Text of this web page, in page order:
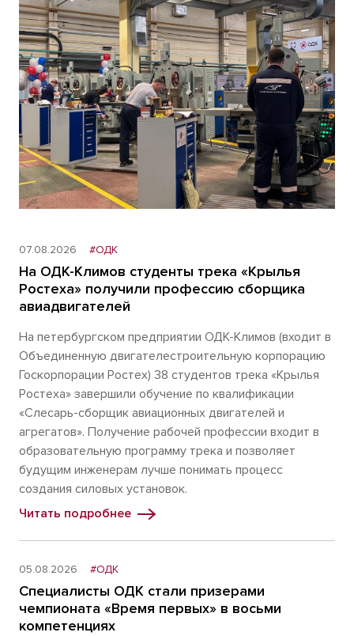
07.08.2026 #ОДК
На ОДК-Климов студенты трека «Крылья
Ростеха» получили профессию сборщика
авиадвигателей
На петербургском предприятии ОДК-Климов (входит в
Объединенную двигателестроительную корпорацию
Госкорпорации Ростех) 38 студентов трека «Крылья
Ростеха» завершили обучение по квалификации
«Слесарь-сборщик авиационных двигателей и
агрегатов». Получение рабочей профессии входит в
образовательную программу трека и позволяет
будущим инженерам лучше понимать процесс
создания силовых установок.
Читать подробнее
05.08.2026 #ОДК
Специалисты ОДК стали призерами
чемпионата «Время первых» в восьми
компетенциях